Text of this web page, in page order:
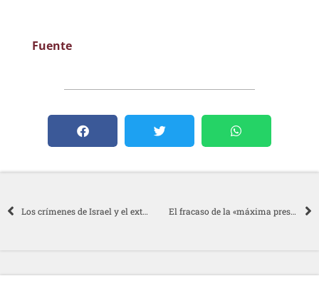
Fuente
Los crímenes de Israel y el exterminio del pueblo palestino El fracaso de la «máxima presión» termina en un nuevo giro político